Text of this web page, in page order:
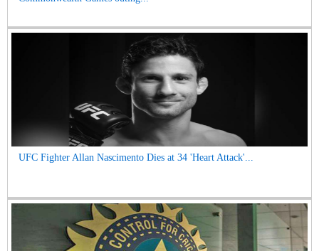
UFC Fighter Allan Nascimento Dies at 34 'Heart Attack'...